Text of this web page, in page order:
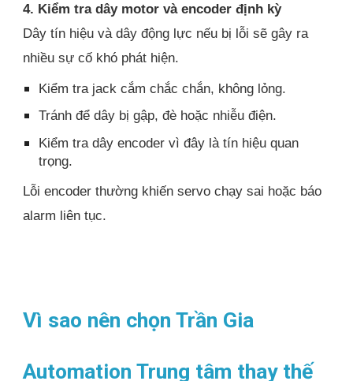
4. Kiểm tra dây motor và encoder định kỳ
Dây tín hiệu và dây động lực nếu bị lỗi sẽ gây ra
nhiều sự cố khó phát hiện.
Kiểm tra jack cắm chắc chắn, không lỏng.
Tránh để dây bị gập, đè hoặc nhiễu điện.
Kiểm tra dây encoder vì đây là tín hiệu quan
trọng.
Lỗi encoder thường khiến servo chạy sai hoặc báo
alarm liên tục.
Vì sao nên chọn Trần Gia
Automation Trung tâm thay thế